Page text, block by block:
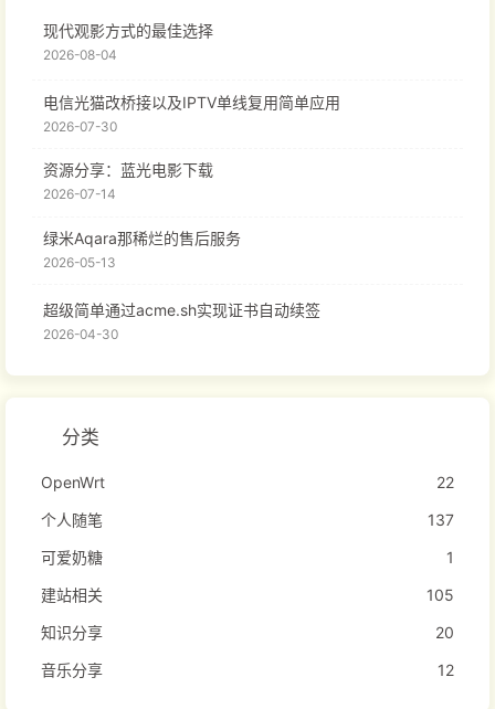
现代观影方式的最佳选择
2026-08-04
电信光猫改桥接以及IPTV单线复用简单应用
2026-07-30
资源分享：蓝光电影下载
2026-07-14
绿米Aqara那稀烂的售后服务
2026-05-13
超级简单通过acme.sh实现证书自动续签
2026-04-30
分类
OpenWrt
22
个人随笔
137
可爱奶糖
1
建站相关
105
知识分享
20
音乐分享
12